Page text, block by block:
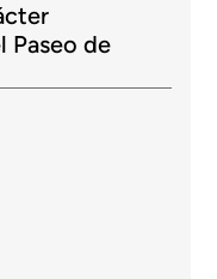
Paseo de